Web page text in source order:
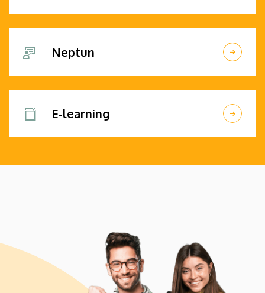
Neptun
E-learning